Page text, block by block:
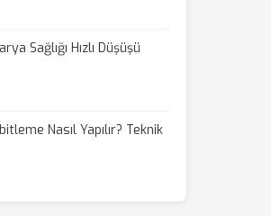
Sağlığı Hızlı Düşüşü
Nasıl Yapılır? Teknik